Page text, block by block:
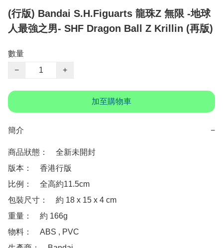
(行版) Bandai S.H.Figuarts 龍珠Z 無限 -地球
人最強之男- SHF Dragon Ball Z Krillin (再版)
數量
−
+
加至購物車
簡介 −
商品狀態：　全新未開封
版本：　香港行版
比例：　全高約11.5cm
包裝尺寸：　約 18 x 15 x 4 cm
重量：　約 166g
物料：　ABS , PVC